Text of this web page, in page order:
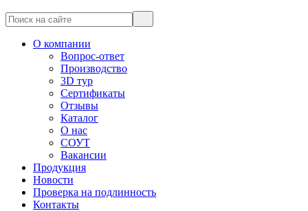
О компании
Вопрос-ответ
Производство
3D тур
Сертификаты
Отзывы
Каталог
О нас
СОУТ
Вакансии
Продукция
Новости
Проверка на подлинность
Контакты